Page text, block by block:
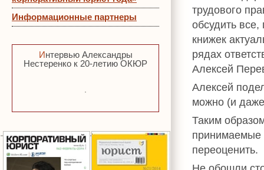
Информационные партнеры
Интервью Александры
Нестеренко к 20-летию ОКЮР
трудового
обсудить
книжек
рядах
Алексей
Алексей
можно (и даже
Таким
принимаемые
переоценить.